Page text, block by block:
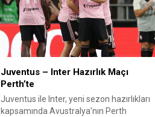
Juventus – Inter Hazırlık Maçı
Perth’te
Juventus ile Inter, yeni sezon hazırlıkları
kapsamında Avustralya’nın Perth